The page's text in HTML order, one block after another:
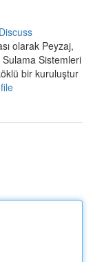
Discuss
olarak Peyzaj,
Sistemleri
bir kuruluştur